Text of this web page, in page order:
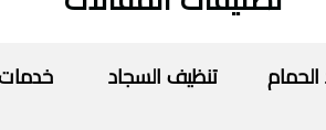
الحمام تنظيف السجاد